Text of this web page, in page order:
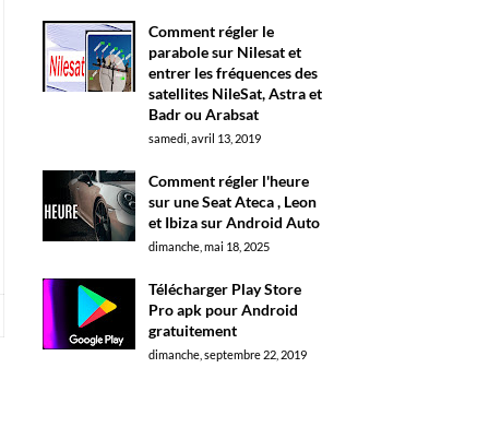
Comment régler le
parabole sur Nilesat et
entrer les fréquences des
satellites NileSat, Astra et
Badr ou Arabsat
samedi, avril 13, 2019
Comment régler l'heure
sur une Seat Ateca , Leon
et Ibiza sur Android Auto
dimanche, mai 18, 2025
Télécharger Play Store
Pro apk pour Android
gratuitement
dimanche, septembre 22, 2019